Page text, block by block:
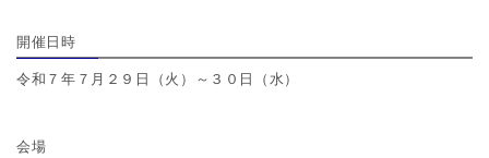
開催日時
令和７年７月２９日（火）～３０日（水）
会場